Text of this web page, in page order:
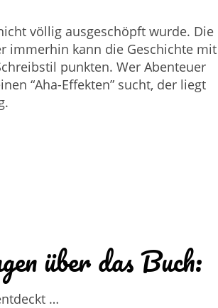
völlig ausgeschöpft wurde. Die
immerhin kann die Geschichte mit
punkten. Wer Abenteuer
“Aha-Effekten” sucht, der liegt
über das Buch:
…